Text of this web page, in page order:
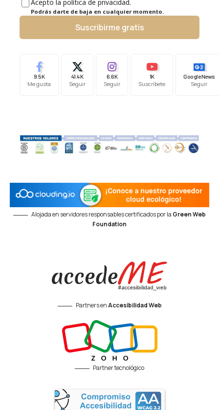
Acepto la política de privacidad.
Podrás darte de baja en cualquier momento.
Suscribirme gratis
9.5K
Me gusta
41.4K
Seguir
6.6K
Seguir
1K
Suscríbete
Google News
Seguir
Alojada en servidores responsables certificados por la Green Web
Foundation
Partners enAccesibilidad Web
Partner tecnológico